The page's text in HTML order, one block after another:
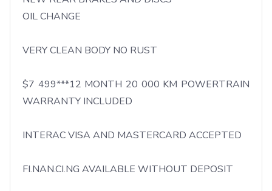
OIL CHANGE
VERY CLEAN BODY NO RUST
$7 499***12 MONTH 20 000 KM POWERTRAIN
WARRANTY INCLUDED
INTERAC VISA AND MASTERCARD ACCEPTED
FI.NAN.CI.NG AVAILABLE WITHOUT DEPOSIT